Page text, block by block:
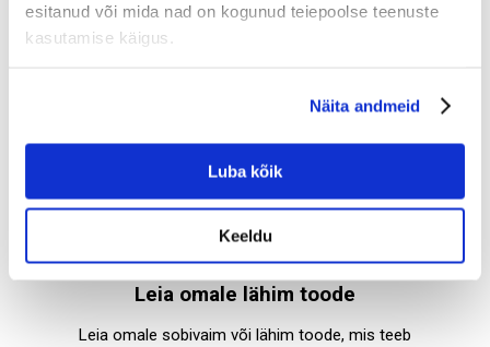
esitanud või mida nad on kogunud teiepoolse teenuste
kasutamise käigus.
Näita andmeid
Luba kõik
Keeldu
Soodsad tooted
Lai valik soodsaid tooteid pakkujatelt üle Eesti!
Vali ise kellelt tellid!
Leia omale lähim toode
Leia omale sobivaim või lähim toode, mis teeb